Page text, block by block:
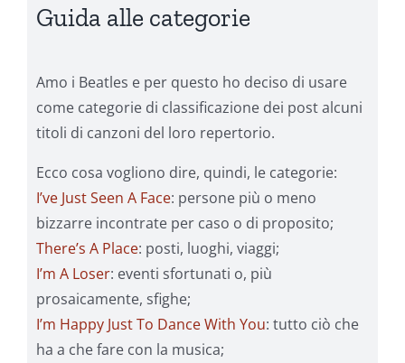
Guida alle categorie
Amo i Beatles e per questo ho deciso di usare
come categorie di classificazione dei post alcuni
titoli di canzoni del loro repertorio.
Ecco cosa vogliono dire, quindi, le categorie:
I’ve Just Seen A Face: persone più o meno
bizzarre incontrate per caso o di proposito;
There’s A Place: posti, luoghi, viaggi;
I’m A Loser: eventi sfortunati o, più
prosaicamente, sfighe;
I’m Happy Just To Dance With You: tutto ciò che
ha a che fare con la musica;